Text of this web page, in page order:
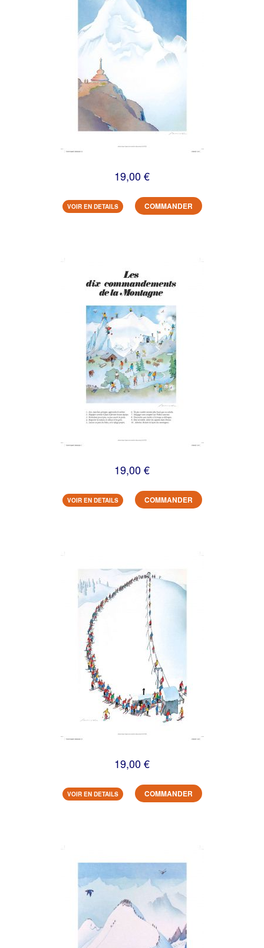
19,00 €
VOIR EN DETAILS COMMANDER
19,00 €
VOIR EN DETAILS COMMANDER
19,00 €
VOIR EN DETAILS COMMANDER